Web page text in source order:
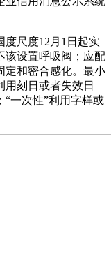
尺度12月1日起实
该设置呼吸阀；应配
定和密合感化。最小
刻日或者失效日
一次性”利用字样或